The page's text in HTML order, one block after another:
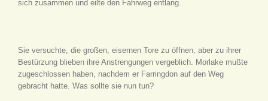
sich zusammen und eilte den Fahrweg entlang.
Sie versuchte, die großen, eisernen Tore zu öffnen, aber zu ihrer
Bestürzung blieben ihre Anstrengungen vergeblich. Morlake mußte
zugeschlossen haben, nachdem er Farringdon auf den Weg
gebracht hatte. Was sollte sie nun tun?